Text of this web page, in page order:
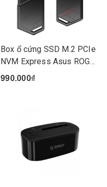
Box ổ cứng SSD M.2 PCIe
NVM Express Asus ROG
ST...
990.000₫